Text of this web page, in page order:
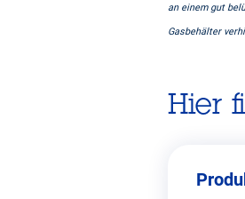
an einem gut
Gasbehälter
Hier